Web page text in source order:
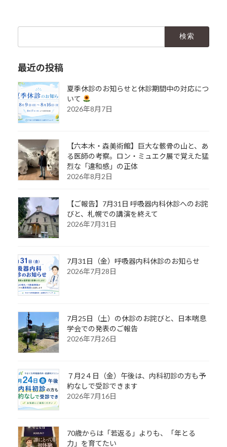
最近の投稿
夏季休診のお知らせと休診期間中の対応につ
いて
2026年8月7日
【六本木・森美術館】巨大な骸骨の山と、あ
る医師の考察。ロン・ミュエク展で覚えた猛
烈な「違和感」の正体
2026年8月2日
【ご報告】7月31日 呼吸器内科休診へのお詫
びと、札幌での講演を終えて
2026年7月31日
7月31日（金）呼吸器内科休診のお知らせ
2026年7月28日
7月25日（土）の休診のお詫びと、日本喘息
学会での発表のご報告
2026年7月26日
７月2４日（金）午後は、内科初診の方も予
約なしで受診できます
2026年7月16日
70歳からは「若返る」よりも、「年とる
力」を育てたい